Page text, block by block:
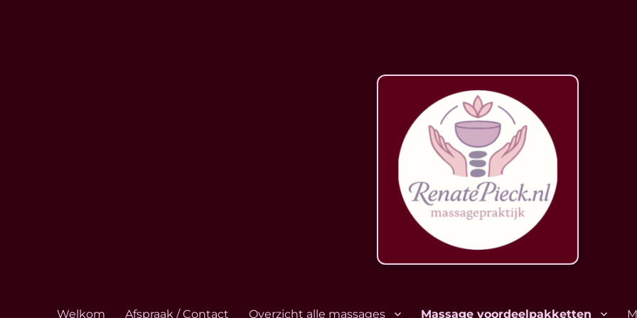
Welkom Afspraak / Contact Overzicht alle massages Massage voordeelpakketten